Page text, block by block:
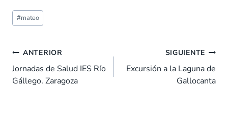
e
b
o
o
k
A
p
p
n
ar
tir
#mateo
ANTERIOR
Jornadas de Salud IES Río
Gállego. Zaragoza
SIGUIENTE
Excursión a la Laguna de
Gallocanta